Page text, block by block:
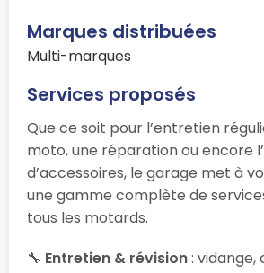
Marques distribuées
Multi-marques
Services proposés
Que ce soit pour l’entretien
moto, une réparation ou encore
d’accessoires, le garage met à
une gamme complète de
tous les motards.
🔧 Entretien & révision: